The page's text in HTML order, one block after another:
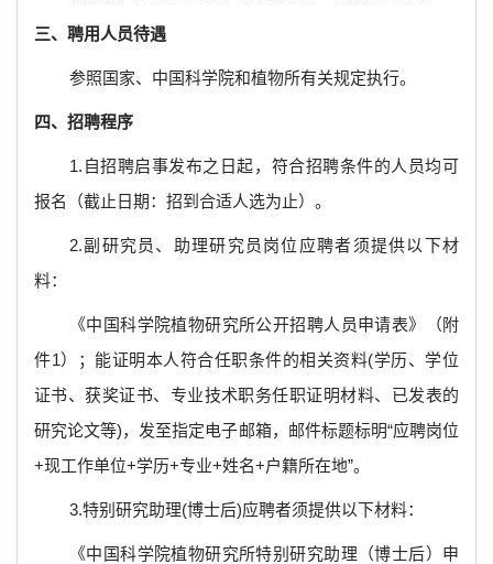
三、聘用人员待遇
参照国家、中国科学院和植物所有关规定执行。
四、招聘程序
1. 自招聘启事发布之日起，符合招聘条件的人员均可
报名（截止日期：招到合适人选为止）。
2.副研究员、助理研究员岗位应聘者须提供以下材
料：
《中国科学院植物研究所公开招聘人员申请表》（附
件1）；能证明本人符合任职条件的相关资料(学历、学位
证书、获奖证书、专业技术职务任职证明材料、已发表的
研究论文等)，发至指定电子邮箱，邮件标题标明“应聘岗位
+现工作单位+学历+专业+姓名+户籍所在地”。
3.特别研究助理(博士后)应聘者须提供以下材料：
《中国科学院植物研究所特别研究助理（博士后）申